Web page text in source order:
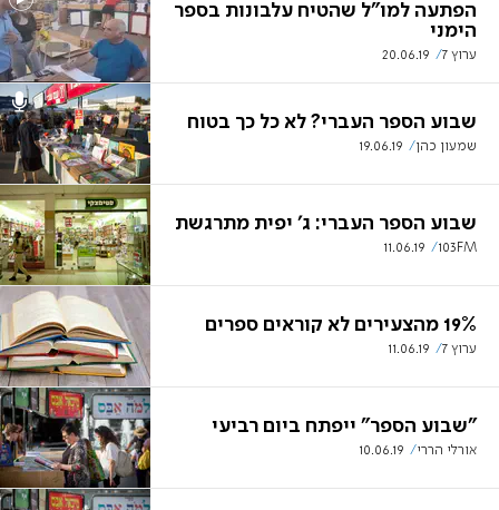
הפתעה למו"ל שהטיח עלבונות בספר
הימני
ערוץ 7 20.06.19
שבוע הספר העברי? לא כל כך בטוח
שמעון כהן 19.06.19
שבוע הספר העברי: ג' יפית מתרגשת
103FM
11.06.19
19% מהצעירים לא קוראים ספרים
ערוץ 7 11.06.19
"שבוע הספר" ייפתח ביום רביעי
אורלי הררי 10.06.19